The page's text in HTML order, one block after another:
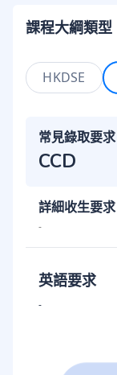
課程大綱類型
HKDSE
常見錄取要求
CCD
詳細收生要求
-
英語要求
-